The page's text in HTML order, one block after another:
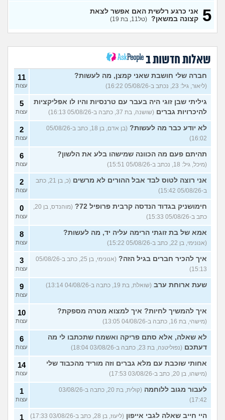
מה התפקיד? (הי, בן 19)
לפני גיוס עולה ליב
מנהל רשת בחיל התקשוב או
לוחם הגנה אווירית?
בן 19)
שתי אופציות קשות לפני
השירות בצה"ל (ניצן, בן 18)
2
עצות
התנשקתי עם מישהו מהבסיס
מרגישה לגבי זה (תמר, בת 20)
6
אפשרי לקבל מנ״תית בסירוב
בבאקום?
(ליה, בת 20)
0
עצות
מסלול אופק מודיעין - האם
2
מה לסמן בשאלון העדפות אם
אני לא רוצה קרבי?
1
עוד שאלות חדשות במדור
5
אני כרגע רלשית האם אפשר לצאת
קצונה במשאן? (טל11, בת 19)
שאלות חדשות ב
חברה שלי חושבת שאני קמצן, מה לעשות?
(ליאור, גיל: 23, נכתב ב-05/08/26 16:22)
11
עצות
גיליתי שבן זוגי היה בעבר עם טרנסיות והיו לו אפליקציות
להיכרויות גברים (שושנה, בת 37, כתבה ב-05/08/26 16:13)
5
עצות
לא יודע כבר מה לעשות?
(בן אדם, בן 18, כתב ב-05/08/26
16:02)
2
עצות
תהיתם פעם מה הכוונה שמישהו בלע את הלשון?
(מיכל, גיל: 18, נכתב ב-05/08/26 15:51)
6
עצות
אני רוצה לטוס לבד אבל ההורים לא מרשים
(כ, בן 21, כתב
ב-05/08/26 15:42)
2
עצות
חימושניק בגדוד הנדסה קרבית פרופיל 72?
כתב ב-05/08/26 15:33)
0
עצות
אמא של בת זוגתי הרימה עליה יד, מה לעשות?
(אנונימי, בן 22, כתב ב-05/08/26 15:22)
8
עצות
איך להכיר חברים בגיל הזה?
(אנונימי, בן 25, כתב ב-05/08/26
15:13)
3
עצות
שעת ארוחת ערב (שואלת, בת 19, כתבה ב-04/08/26 13:14) 9
עצות
איך להמשיך לחיות? איך למצוא מטרה מספקת?
(מישהי, בת 16, כתבה ב-04/08/26 13:05)
10
עצות
לא שאלה, אלא סתם פריקה ואשמח שתכתבו לי מה
דעתכם (נפוליטנה, בת 23, כתבה ב-03/08/26 18:04)
6
עצות
אחותי שוכבת עם מלא גברים וזה מוריד מהכבוד שלי
(מישהו, בן 20, כתב ב-03/08/26 17:53)
14
עצות
לעבור מגוב ללוחמה
(קולית, בת 20, כתבה ב-03/08/26
17:42)
1
עצות
היי חייב שאלה לגבי אייפון (ליעוז, בן 28, כתב ב-03/08/26 17:33) 1